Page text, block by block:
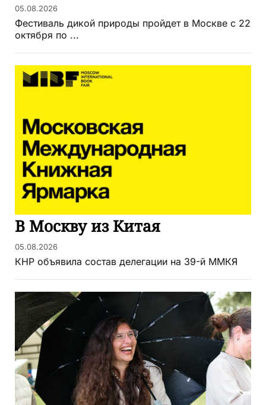
05.08.2026
Фестиваль дикой природы пройдет в Москве с 22
октября по ...
В Москву из Китая
05.08.2026
КНР объявила состав делегации на 39-й ММКЯ